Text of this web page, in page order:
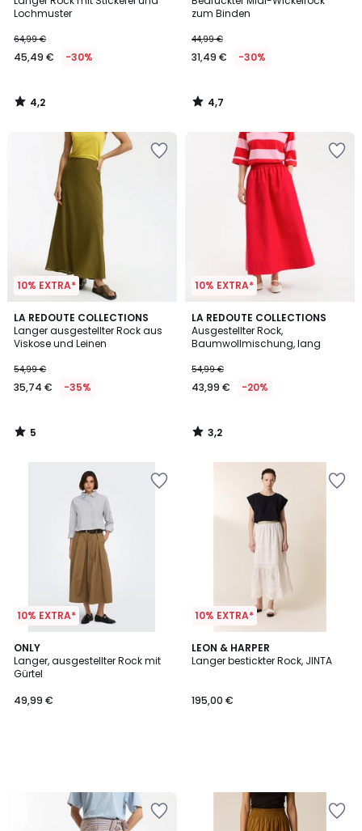
Lochmuster
64,99 €
45,49 € -30%
4,2
/
zum Binden
44,99 €
31,49 € -30%
4,7
/
10% EXTRA*
LA REDOUTE COLLECTIONS
Langer ausgestellter Rock aus
Viskose und Leinen
54,99 €
35,74 € -35%
5
/
5
5
/
10% EXTRA*
LA REDOUTE COLLECTIONS
Ausgestellter Rock,
Baumwollmischung, lang
54,99 €
43,99 € -20%
3,2
/ 5
3,2
/
10% EXTRA*
ONLY
Langer, ausgestellter Rock mit
Gürtel
49,99 €
10% EXTRA*
LEON & HARPER
Langer bestickter Rock, JINTA
195,00 €